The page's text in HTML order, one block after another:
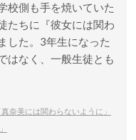
校側も手を焼いていた
たちに『彼女には関わ
した。3年生になった
はなく、一般生徒とも
奈美には関わらないように」